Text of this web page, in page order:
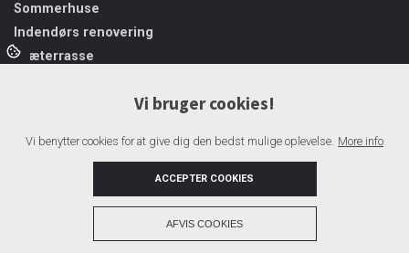
Sommerhuse
Indendørs renovering
Træterrasse
Vi bruger cookies!
Vi benytter cookies for at give dig den bedst mulige oplevelse. More info
ACCEPTER COOKIES
AFVIS COOKIES